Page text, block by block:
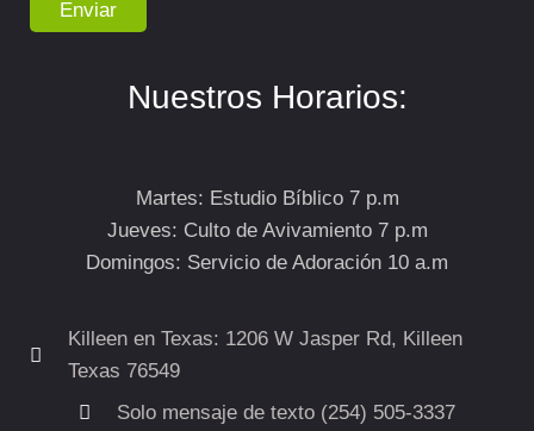
Enviar
Nuestros Horarios:
Martes: Estudio Bíblico 7 p.m
Jueves: Culto de Avivamiento 7 p.m
Domingos: Servicio de Adoración 10 a.m
Killeen en Texas: 1206 W Jasper Rd, Killeen
Texas 76549
Solo mensaje de texto (254) 505-3337